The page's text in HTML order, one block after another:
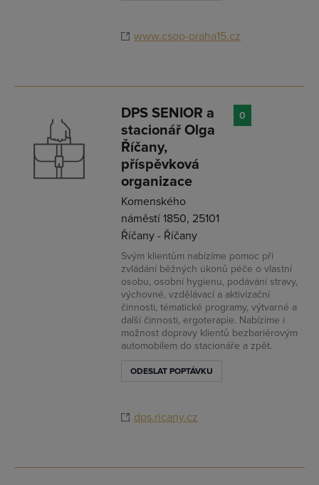
www.csop-praha15.cz
DPS SENIOR a
stacionář Olga
Říčany,
příspěvková
organizace
Komenského
náměstí 1850, 25101
Říčany - Říčany
Svým klientům nabízíme pomoc při
zvládání běžných úkonů péče o vlastní
osobu, osobní hygienu, podávání stravy,
výchovné, vzdělávací a aktivizační
činnosti, tématické programy, výtvarné a
další činnosti, ergoterapie. Nabízíme i
možnost dopravy klientů bezbariérovým
automobilem do stacionáře a zpět.
ODESLAT POPTÁVKU
dps.ricany.cz
0